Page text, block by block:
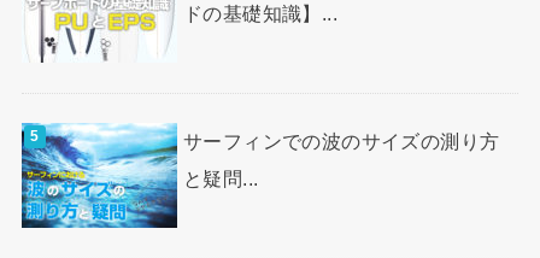
ドの基礎知識】...
サーフィンでの波のサイズの測り方
と疑問...